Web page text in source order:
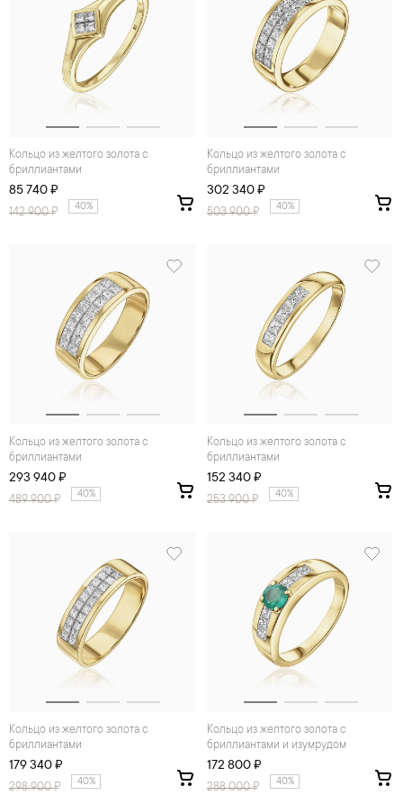
Кольцо из желтого золота с
бриллиантами
85 740 ₽
142 900₽ 40%
Кольцо из желтого золота с
бриллиантами
302 340 ₽
503 900₽ 40%
Кольцо из желтого золота с
бриллиантами
293 940 ₽
489 900₽ 40%
Кольцо из желтого золота с
бриллиантами
152 340 ₽
253 900₽ 40%
Кольцо из желтого золота с
бриллиантами
179 340 ₽
298 900₽ 40%
Кольцо из желтого золота с
бриллиантами и изумрудом
172 800 ₽
288 000₽ 40%